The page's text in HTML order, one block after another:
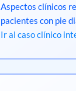
Aspectos clínicos
pacientes con pie
Ir al caso clínico